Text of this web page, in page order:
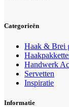
Categorieën
Haak & Brei
Handwerk
Servetten
Inspiratie
Informatie